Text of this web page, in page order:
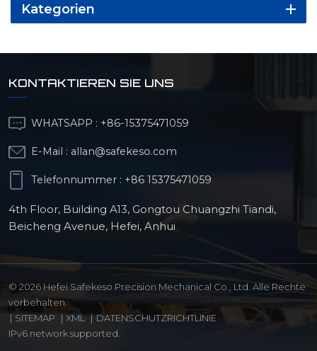
Kategorien
KONTAKTIEREN SIE UNS
WHATSAPP : +86-15375471059
E-Mail : allan@safekeso.com
Telefonnummer : +86 15375471059
4th Floor, Building A13, Gongtou Chuangzhi Tiandi,
Beicheng Avenue, Hefei, Anhui
© 2026 Hefei Safekeso Precision Mechanical Co., Ltd. Alle Rechte
vorbehalten.
| SITEMAP | XML | DATENSCHUTZRICHTLINIE
IPv6 network supported.